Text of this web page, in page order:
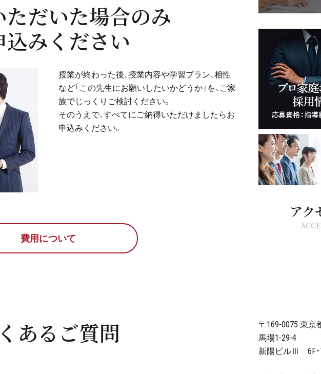
だいた場合のみ
込みください
授業が終わった後、授業内容や学習プラン、相性
など「この先生にお願いしたいかどうか」を、ご家
族でじっくりご検討ください。
そのうえで、すべてにご納得いただけましたらお
申込みください。
費用について
あるご質問
アク
〒169-0075 東京
馬場1-29-4
新陽ビルⅢ 6F・